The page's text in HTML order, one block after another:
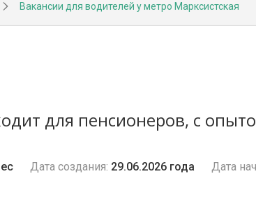
Вакансии для водителей у метро Марксистская
для пенсионеров, с
Дата создания: 29.06.2026 года Дата